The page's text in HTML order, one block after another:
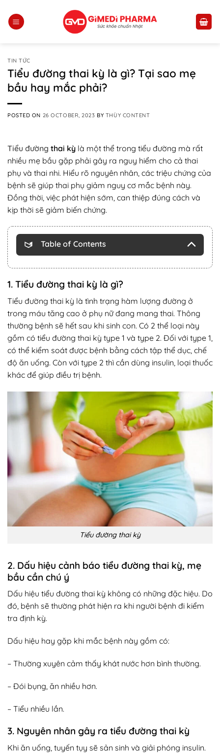
content
TIN TỨC
Tiểu đường thai kỳ là gì? Tại sao mẹ
bầu hay mắc phải?
POSTED ON 26 OCTOBER, 2023 BY THÙY CONTENT
Tiểu đường thai kỳ là một thể trong tiểu đường mà rất
nhiều mẹ bầu gặp phải gây ra nguy hiểm cho cả thai
phụ và thai nhi. Hiểu rõ nguyên nhân, các triệu chứng của
bệnh sẽ giúp thai phụ giảm nguy cơ mắc bệnh này.
Đồng thời, việc phát hiện sớm, can thiệp đúng cách và
kịp thời sẽ giảm biến chứng.
Table of Contents
1. Tiểu đường thai kỳ là gì?
Tiểu đường thai kỳ là tình trạng hàm lượng đường ở
trong máu tăng cao ở phụ nữ đang mang thai. Thông
thường bệnh sẽ hết sau khi sinh con. Có 2 thể loại này
gồm có tiểu đường thai kỳ type 1 và type 2. Đối với type 1,
có thể kiểm soát được bệnh bằng cách tập thể dục, chế
độ ăn uống. Còn với type 2 thì cần dùng insulin, loại thuốc
khác để giúp điều trị bệnh.
Tiểu đường thai kỳ
2. Dấu hiệu cảnh báo tiểu đường thai kỳ, mẹ
bầu cần chú ý
Dấu hiệu tiểu đường thai kỳ không có những đặc hiệu. Do
đó, bệnh sẽ thường phát hiện ra khi người bệnh đi kiểm
tra định kỳ.
Dấu hiệu hay gặp khi mắc bệnh này gồm có:
– Thường xuyên cảm thấy khát nước hơn bình thường.
– Đói bụng, ăn nhiều hơn.
– Tiểu nhiều lần.
3. Nguyên nhân gây ra tiểu đường thai kỳ
Khi ăn uống, tuyến tụy sẽ sản sinh và giải phóng insulin.